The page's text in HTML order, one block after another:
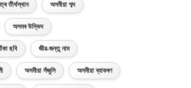
তীৰ্থস্থান অসমীয়া শব্দ
অসমৰ উদ্ভিদ
ছবি জীৱ-জন্তু নাম
অসমীয়া সঁজুলি অসমীয়া ব্যাকৰণ